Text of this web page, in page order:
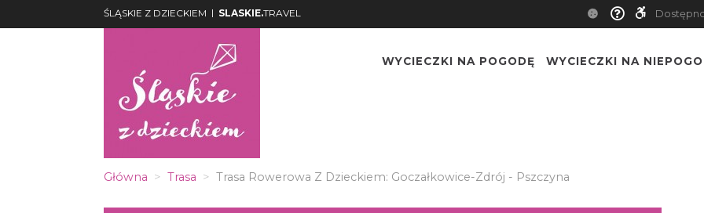
ŚLĄSKIE Z DZIECKIEM | SLASKIE.TRAVEL
WYCIECZKI NA POGODĘ WYCIECZKI NA
Główna Trasa Trasa Rowerowa Z Dzieckiem: Goczałkowice-Zdrój - Pszczyna